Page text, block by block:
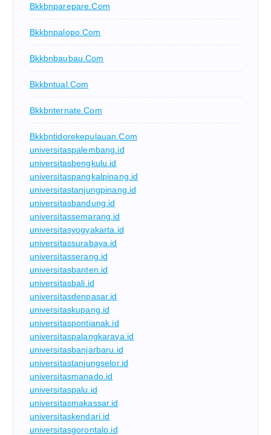
Bkkbnparepare.com
Bkkbnpalopo.com
Bkkbnbaubau.com
Bkkbntual.com
Bkkbnternate.com
Bkkbntidorekepulauan.com
universitaspalembang.id
universitasbengkulu.id
universitaspangkalpinang.id
universitastanjungpinang.id
universitasbandung.id
universitassemarang.id
universitasyogyakarta.id
universitassurabaya.id
universitasserang.id
universitasbanten.id
universitasbali.id
universitasdenpasar.id
universitaskupang.id
universitaspontianak.id
universitaspalangkaraya.id
universitasbanjarbaru.id
universitastanjungselor.id
universitasmanado.id
universitaspalu.id
universitasmakassar.id
universitaskendari.id
universitasgorontalo.id